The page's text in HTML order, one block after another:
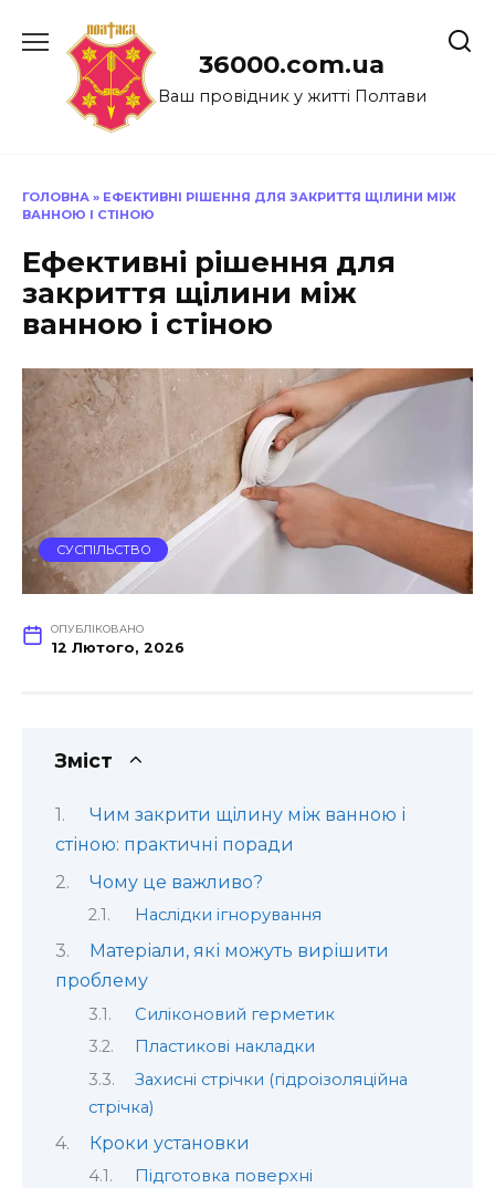
до
36000.com.ua
Ваш провідник у житті Полтави
ГОЛОВНА » ЕФЕКТИВНІ РІШЕННЯ ДЛЯ ЗАКРИТТЯ ЩІЛИНИ МІЖ
ВАННОЮ І СТІНОЮ
Ефективні рішення для
закриття щілини між
ванною і стіною
СУСПІЛЬСТВО
ОПУБЛІКОВАНО
12 Лютого, 2026
Зміст
Чим закрити щілину між ванною і
стіною: практичні поради
Чому це важливо?
Наслідки ігнорування
Матеріали, які можуть вирішити
проблему
Силіконовий герметик
Пластикові накладки
Захисні стрічки (гідроізоляційна
стрічка)
Кроки установки
Підготовка поверхні